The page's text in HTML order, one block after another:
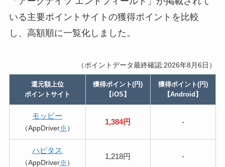
いる主要ポイントサイトの獲得ポイントを比較
し、高額順に一覧化しました。
（ポイントデータ最終確認:2026年8月6日）
還元額上位
ポイントサイト
獲得ポイント(円)
【iOS】
獲得ポイント(円)
【Android】
モッピー
（AppDriver※ ）
1,384円 -
ハピタス
（AppDriver※ ）
1,218円 -